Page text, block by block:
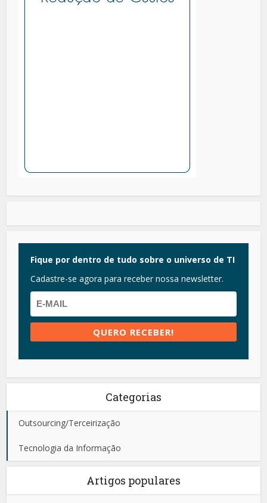
Fique por dentro de tudo sobre o universo de TI
Cadastre-se agora para receber nossa newsletter.
Categorias
Outsourcing/Terceirização
Tecnologia da Informação
Artigos populares